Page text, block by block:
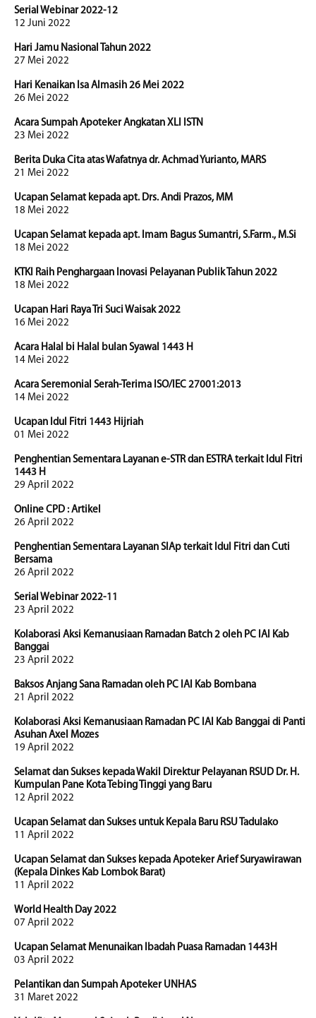
Serial Webinar 2022-12
12 Juni 2022
Hari Jamu Nasional Tahun 2022
27 Mei 2022
Hari Kenaikan Isa Almasih 26 Mei 2022
26 Mei 2022
Acara Sumpah Apoteker Angkatan XLI ISTN
23 Mei 2022
Berita Duka Cita atas Wafatnya dr. Achmad Yurianto, MARS
21 Mei 2022
Ucapan Selamat kepada apt. Drs. Andi Prazos, MM
18 Mei 2022
Ucapan Selamat kepada apt. Imam Bagus Sumantri, S.Farm., M.Si
18 Mei 2022
KTKI Raih Penghargaan Inovasi Pelayanan Publik Tahun 2022
18 Mei 2022
Ucapan Hari Raya Tri Suci Waisak 2022
16 Mei 2022
Acara Halal bi Halal bulan Syawal 1443 H
14 Mei 2022
Acara Seremonial Serah-Terima ISO/IEC 27001:2013
14 Mei 2022
Ucapan Idul Fitri 1443 Hijriah
01 Mei 2022
Penghentian Sementara Layanan e-STR dan ESTRA terkait Idul Fitri
1443 H
29 April 2022
Online CPD : Artikel
26 April 2022
Penghentian Sementara Layanan SIAp terkait Idul Fitri dan Cuti
Bersama
26 April 2022
Serial Webinar 2022-11
23 April 2022
Kolaborasi Aksi Kemanusiaan Ramadan Batch 2 oleh PC IAI Kab
Banggai
23 April 2022
Baksos Anjang Sana Ramadan oleh PC IAI Kab Bombana
21 April 2022
Kolaborasi Aksi Kemanusiaan Ramadan PC IAI Kab Banggai di Panti
Asuhan Axel Mozes
19 April 2022
Selamat dan Sukses kepada Wakil Direktur Pelayanan RSUD Dr. H.
Kumpulan Pane Kota Tebing Tinggi yang Baru
12 April 2022
Ucapan Selamat dan Sukses untuk Kepala Baru RSU Tadulako
11 April 2022
Ucapan Selamat dan Sukses kepada Apoteker Arief Suryawirawan
(Kepala Dinkes Kab Lombok Barat)
11 April 2022
World Health Day 2022
07 April 2022
Ucapan Selamat Menunaikan Ibadah Puasa Ramadan 1443H
03 April 2022
Pelantikan dan Sumpah Apoteker UNHAS
31 Maret 2022